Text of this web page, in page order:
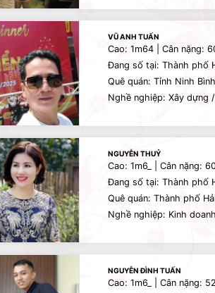
VŨ ANH TUẤN
Cao: 1m64 | Cân nặng:
Đang số tại: Thành phố
Quê quán: Tỉnh Ninh Bình
Nghề nghiệp: Xây dựng
NGUYỄN THUỶ
Cao: 1m6_ | Cân nặng:
Đang số tại: Thành phố
Quê quán: Thành phố
Nghề nghiệp: Kinh doanh
NGUYỄN ĐÌNH TUẤN
Cao: 1m6_ | Cân nặng: